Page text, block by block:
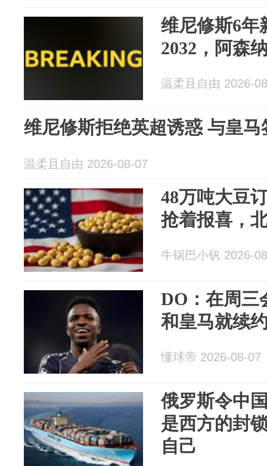
维尼修斯6年
2032，阿森
温柔且自由 2026-
维尼修斯拒绝英超诱惑 与皇马
温柔且自由 2026-08-07
48万吨大豆
抢着报喜，
牛锅巴小钒 2026-
DO：在周三
和皇马就续
懂球帝 2026-08-07
俄罗斯令中
是西方的封
自己